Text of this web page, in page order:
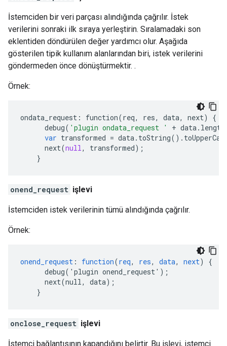
İstemciden bir veri parçası alındığında çağrılır. İstek
verilerini sonraki ilk sıraya yerleştirin. Sıralamadaki son
eklentiden döndürülen değer yardımcı olur. Aşağıda
gösterilen tipik kullanım alanlarından biri, istek verilerini
göndermeden önce dönüştürmektir. .
Örnek:
ondata_request : function(req, res, data, next)
{
debug( 'plugin ondata_request ' + data. length
var transformed = data. toString() .
next(null, transformed);
}
onend_request işlevi
İstemciden istek verilerinin tümü alındığında çağrılır.
Örnek:
onend_request : function(req, res, data, next)
{
debug('plugin onend_request') ;
next(null,
data) ;
}
onclose_request işlevi
İstemci bağlantısının kapandığını belirtir. Bu işlevi, istemci